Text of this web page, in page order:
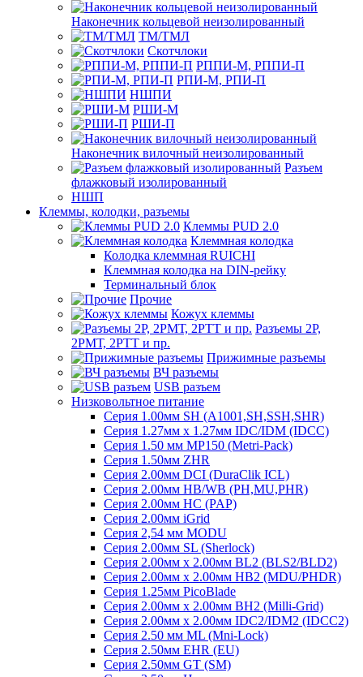
Наконечник кольцевой неизолированный
ТМ/ТМЛ
Скотчлоки
РППИ-М, РППИ-П
РПИ-М, РПИ-П
НШПИ
РШИ-М
РШИ-П
Наконечник вилочный неизолированный
Разъем
флажковый изолированный
НШП
Клеммы, колодки, разъемы
Клеммы PUD 2.0
Клеммная колодка
Колодка клеммная RUICHI
Клеммная колодка на DIN-рейку
Терминальный блок
Прочие
Кожух клеммы
Разъемы 2Р,
2РМТ, 2РТТ и пр.
Прижимные разъемы
ВЧ разъемы
USB разъем
Низковольтное питание
Серия 1.00мм SH (A1001,SH,SSH,SHR)
Серия 1.27мм x 1.27мм IDC/IDM (IDCC)
Серия 1.50 мм MP150 (Metri-Pack)
Серия 1.50мм ZHR
Серия 2.00мм DCI (DuraClik ICL)
Серия 2.00мм HB/WB (PH,MU,PHR)
Серия 2.00мм HC (PAP)
Серия 2.00мм iGrid
Серия 2,54 мм MODU
Серия 2.00мм SL (Sherlock)
Серия 2.00мм x 2.00мм BL2 (BLS2/BLD2)
Серия 2.00мм x 2.00мм HB2 (MDU/PHDR)
Серия 1.25мм PicoBlade
Серия 2.00мм х 2.00мм BH2 (Milli-Grid)
Серия 2.00мм х 2.00мм IDC2/IDM2 (IDCC2)
Серия 2.50 мм ML (Mni-Lock)
Серия 2.50мм EHR (EU)
Серия 2.50мм GT (SM)